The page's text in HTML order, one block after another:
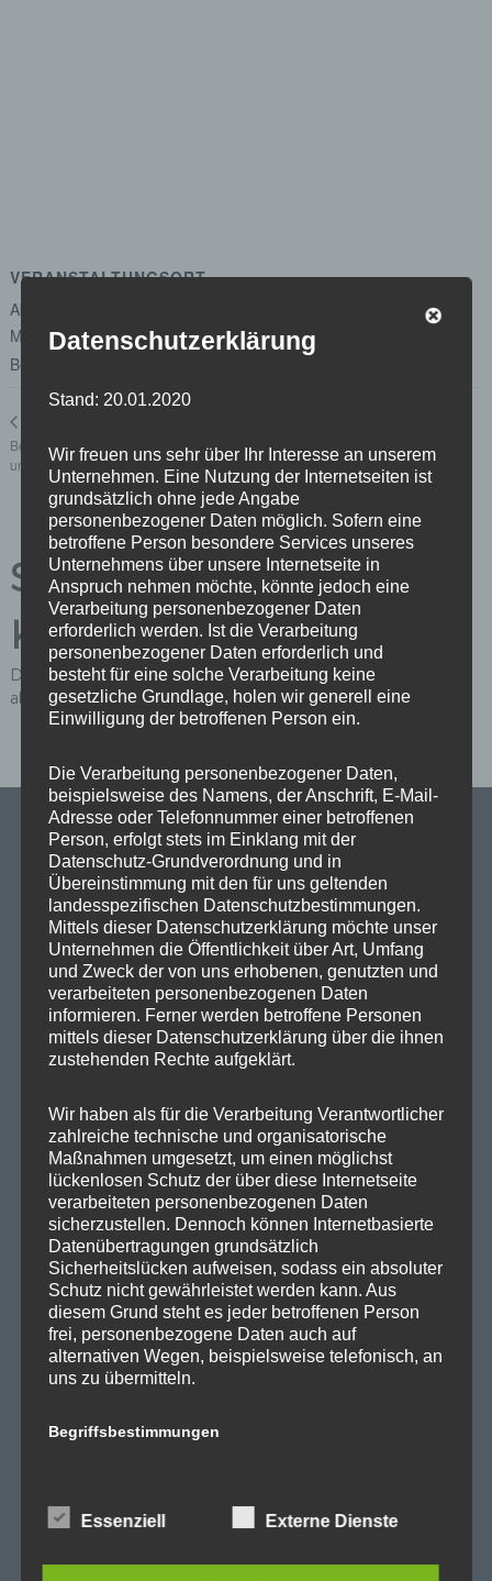
VERANSTALTUNGSORT
Abgeordnetenhaus von Berlin
Margot-Friedländer-Platz
Berlin
Beteiligungsmanagement
und -controlling
und Investitionscontrolling für Bauende
Beteiligungen
Schreibe einen
Kommentar
Du musstangemeldetsein, um einen Kommentar
abzugeben.
SPD Links
SPD in Europaparlament
SPD Deutschland
SPD Bundestragsfraktion
SPD Berlin
SPD Reinickendorf
SPD Fraktion in der BVV
SPD Berliner Mitte
Wichtige Links
SPD in Startseite
Datenschutzerklärung
Stand: 20.01.2020
Wir freuen uns sehr über Ihr Interesse an unserem
Unternehmen. Eine Nutzung der Internetseiten ist
grundsätzlich ohne jede Angabe
personenbezogener Daten möglich. Sofern eine
betroffene Person besondere Services unseres
Unternehmens über unsere Internetseite in
Anspruch nehmen möchte, könnte jedoch eine
Verarbeitung personenbezogener Daten
erforderlich werden. Ist die Verarbeitung
personenbezogener Daten erforderlich und
besteht für eine solche Verarbeitung keine
gesetzliche Grundlage, holen wir generell eine
Einwilligung der betroffenen Person ein.
Die Verarbeitung personenbezogener Daten,
beispielsweise des Namens, der Anschrift, E-Mail-
Adresse oder Telefonnummer einer betroffenen
Person, erfolgt stets im Einklang mit der
Datenschutz-Grundverordnung und in
Übereinstimmung mit den für uns geltenden
landesspezifischen Datenschutzbestimmungen.
Mittels dieser Datenschutzerklärung möchte unser
Unternehmen die Öffentlichkeit über Art, Umfang
und Zweck der von uns erhobenen, genutzten und
verarbeiteten personenbezogenen Daten
informieren. Ferner werden betroffene Personen
mittels dieser Datenschutzerklärung über die ihnen
zustehenden Rechte aufgeklärt.
Wir haben als für die Verarbeitung Verantwortlicher
zahlreiche technische und organisatorische
Maßnahmen umgesetzt, um einen möglichst
lückenlosen Schutz der über diese Internetseite
verarbeiteten personenbezogenen Daten
sicherzustellen. Dennoch können Internetbasierte
Datenübertragungen grundsätzlich
Sicherheitslücken aufweisen, sodass ein absoluter
Schutz nicht gewährleistet werden kann. Aus
diesem Grund steht es jeder betroffenen Person
frei, personenbezogene Daten auch auf
alternativen Wegen, beispielsweise telefonisch, an
uns zu übermitteln.
Begriffsbestimmungen
Richtlinien- und Verordnungsgeber beim Erlass
verwendet wurden. Unsere Datenschutzerklärung
Essenziell Externe Dienste